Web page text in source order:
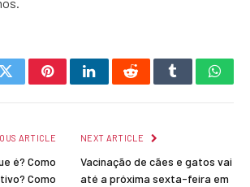
TwitterPinterestLinkedInRedditTumblr
ARTICLE
é? Como
Como
NEXT ARTICLE
Vacinação de cães e gatos vai
até a próxima sexta-feira em